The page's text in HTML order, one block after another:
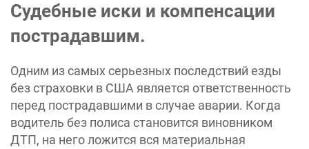
Судебные иски и компенсации
пострадавшим.
Одним из самых серьезных последствий езды
без страховки в США является ответственность
перед пострадавшими в случае аварии. Когда
водитель без полиса становится виновником
ДТП, на него ложится вся материальная